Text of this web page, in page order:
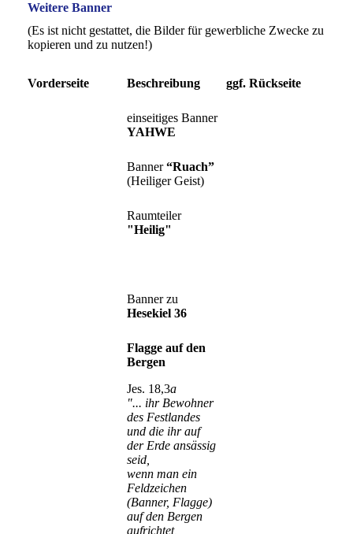
Weitere Banner
(Es ist nicht gestattet, die Bilder für gewerbliche Zwecke zu
kopieren und zu nutzen!)
Vorderseite Beschreibung ggf. Rückseite
einseitiges Banner
YAHWE
Banner“Ruach”
(Heiliger Geist)
Raumteiler
"Heilig"
Banner zu
Hesekiel 36
Flagge auf den
Bergen
Jes. 18,3a
"... ihr Bewohner
des Festlandes
und die ihr auf
der Erde ansässig
seid,
wenn man ein
Feldzeichen
(Banner, Flagge)
auf den Bergen
aufrichtet,